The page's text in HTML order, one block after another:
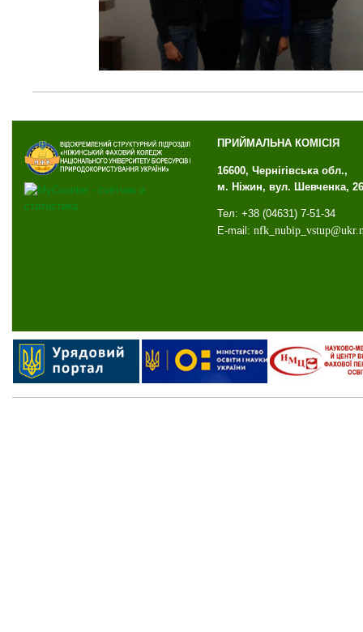
ПРИЙМАЛЬНА КОМІСІЯ
16600, Чернігівська обл.,
м. Ніжин, вул. Шевченка, 26
Тел: +38 (04631) 7-51-34
E-mail: nfk_ nubip_ vstup@ukr.